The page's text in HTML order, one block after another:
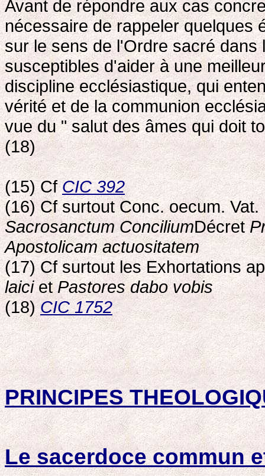
Avant de répondre aux cas
nécessaire de rappeler quelques
sur le sens de l'Ordre sacré
susceptibles d'aider à une
discipline ecclésiastique, qui
vérité et de la communion
vue du " salut des âmes qui doit
(18)
(15) CfCIC 392
(16) Cf surtout Conc. oecum.
Sacrosanctum ConciliumDécret
Apostolicam actuositatem
(17) Cf surtout les Exhortations
laicietPastores dabo vobis
(18)CIC 1752
PRINCIPES
Le sacerdoce commun